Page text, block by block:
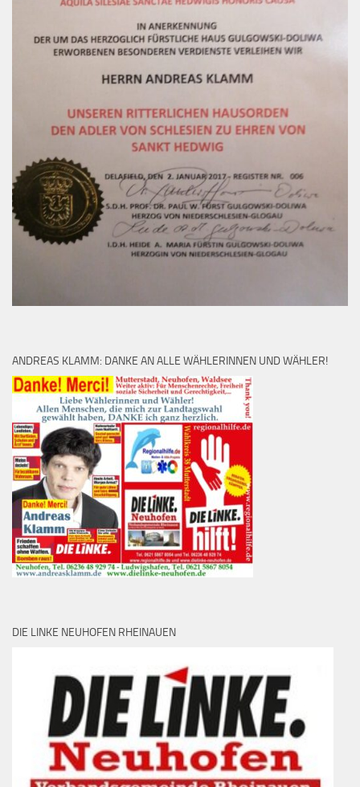
ANDREAS KLAMM: DANKE AN ALLE WÄHLERINNEN UND WÄHLER!
DIE LINKE NEUHOFEN RHEINAUEN